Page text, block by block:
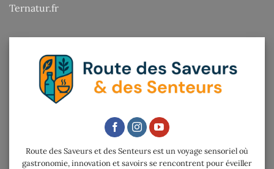
Ternatur.fr
Route des Saveurs et des Senteurs est un voyage sensoriel où
gastronomie, innovation et savoirs se rencontrent pour éveiller